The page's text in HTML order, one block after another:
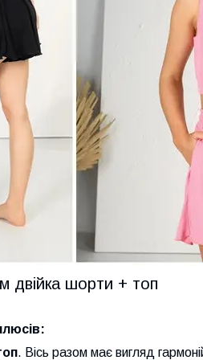
двійка шорти + топ
. Вісь разом має вигляд